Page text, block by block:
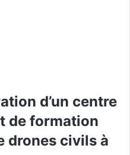
d’un centre
de formation
drones civils à